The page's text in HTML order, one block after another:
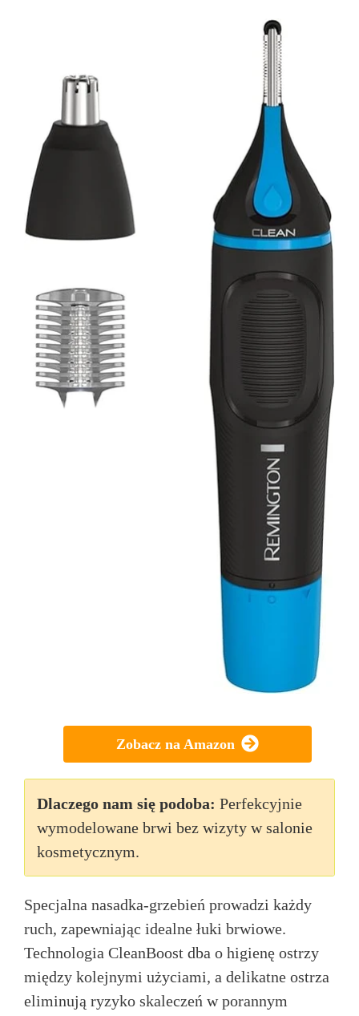
Zobacz na Amazon
Dlaczego nam się podoba: Perfekcyjnie
wymodelowane brwi bez wizyty w salonie
kosmetycznym.
Specjalna nasadka-grzebień prowadzi każdy
ruch, zapewniając idealne łuki brwiowe.
Technologia CleanBoost dba o higienę ostrzy
między kolejnymi użyciami, a delikatne ostrza
eliminują ryzyko skaleczeń w porannym